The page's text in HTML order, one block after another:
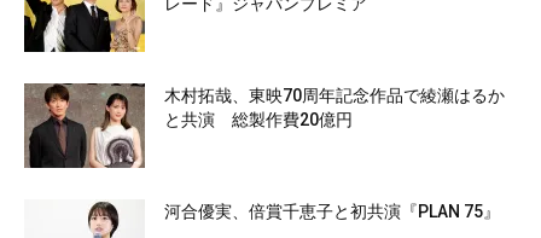
木村拓哉、東映70周年記念作品で綾瀬はるか
と共演 総製作費20億円
河合優実、倍賞千恵子と初共演『PLAN 75』